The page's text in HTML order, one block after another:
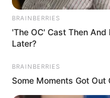
Σοβαρότροχαίο
ένα νέο παιδί να
νοσοκομείο της
Σοβαρό τροχαίο
BRAINBERRIES
'The OC' Cast Then
Later?
BRAINBERRIES
Some Moments Got Out